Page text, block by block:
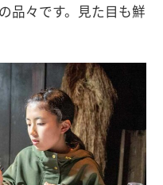
品々です。見た目も鮮